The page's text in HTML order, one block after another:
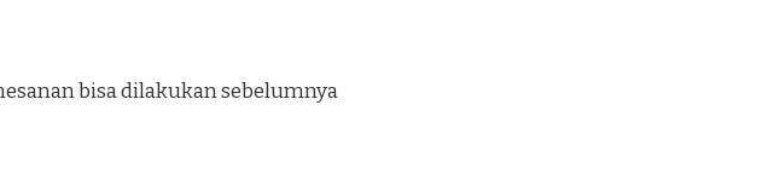
bisa dilakukan sebelumnya